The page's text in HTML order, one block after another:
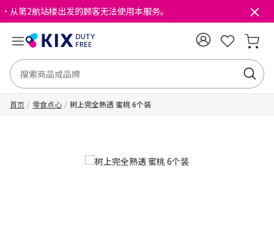
・从第2航站楼出发的顾客无法使用本服务。
首页 零食点心 树上完全熟透 蜜桃 6个装